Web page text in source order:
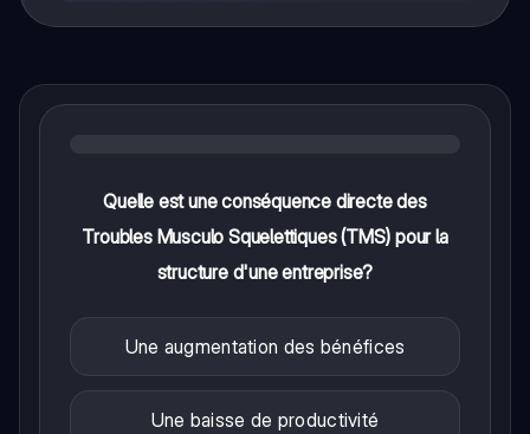
Quelle est une conséquence directe des
Troubles Musculo Squelettiques (TMS) pour la
structure d'une entreprise?
Une augmentation des bénéfices
Une baisse de productivité